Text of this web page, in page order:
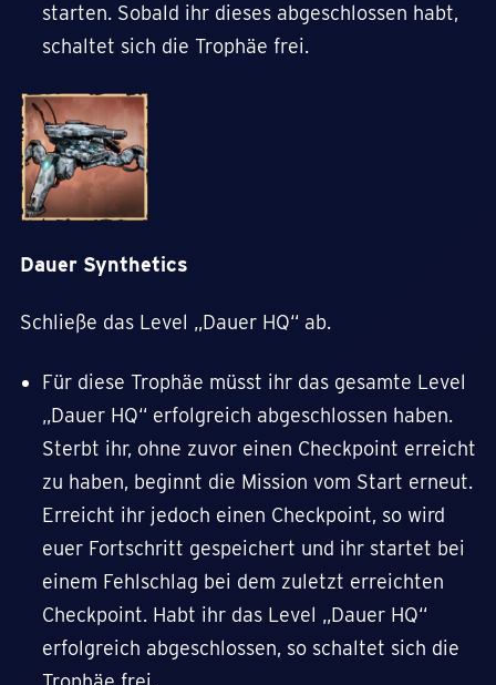
starten. Sobald ihr dieses abgeschlossen habt,
schaltet sich die Trophäe frei.
Dauer Synthetics
Schließe das Level „Dauer HQ“ ab.
Für diese Trophäe müsst ihr das gesamte Level
„Dauer HQ“ erfolgreich abgeschlossen haben.
Sterbt ihr, ohne zuvor einen Checkpoint erreicht
zu haben, beginnt die Mission vom Start erneut.
Erreicht ihr jedoch einen Checkpoint, so wird
euer Fortschritt gespeichert und ihr startet bei
einem Fehlschlag bei dem zuletzt erreichten
Checkpoint. Habt ihr das Level „Dauer HQ“
erfolgreich abgeschlossen, so schaltet sich die